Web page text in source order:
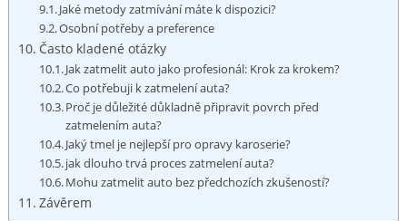
Jaké ‌metody ⁣zatmívání ‍máte k dispozici?
Osobní potřeby ⁢a​ preference
Často kladené otázky
Jak zatmelit auto jako profesionál:‌ Krok za krokem?
Co potřebuji ⁤k zatmelení auta?
Proč ⁤je důležité důkladně připravit povrch ‍před
zatmelením auta?
Jaký ​tmel je nejlepší pro ⁢opravy⁤ karoserie?
jak dlouho trvá proces zatmelení auta?
Mohu zatmelit ‌auto bez předchozích zkušeností?
Závěrem